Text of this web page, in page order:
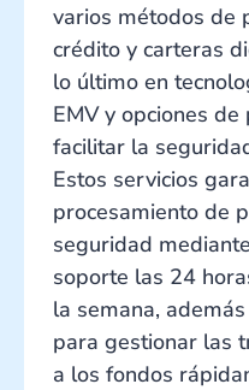
varios métodos de
crédito y carteras
lo último en
EMV y opciones
facilitar la
Estos servicios
procesamiento de
seguridad
soporte las 24
la semana,
para gestionar las
a los fondos